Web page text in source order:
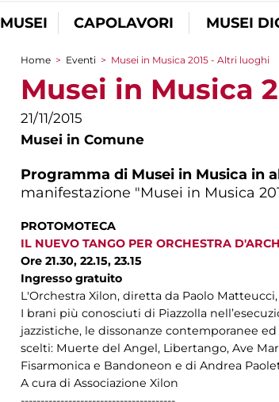
MUSEI CAPOLAVORI MUSEI
Tu sei qui
Home > Eventi > Musei in Musica 2015 - Altri luoghi
Musei in Musica
21/11/2015
Musei in Comune
Programma di Musei in Musica in
manifestazione "Musei in Musica
PROTOMOTECA
IL NUEVO TANGO PER ORCHESTRA
Ore 21.30, 22.15, 23.15
Ingresso gratuito
L'Orchestra Xilon, diretta da Paolo
I brani più conosciuti di Piazzolla
jazzistiche, le dissonanze contemporanee
scelti: Muerte del Angel, Libertango, Ave
Fisarmonica e Bandoneon e di Andrea
A cura di Associazione Xilon